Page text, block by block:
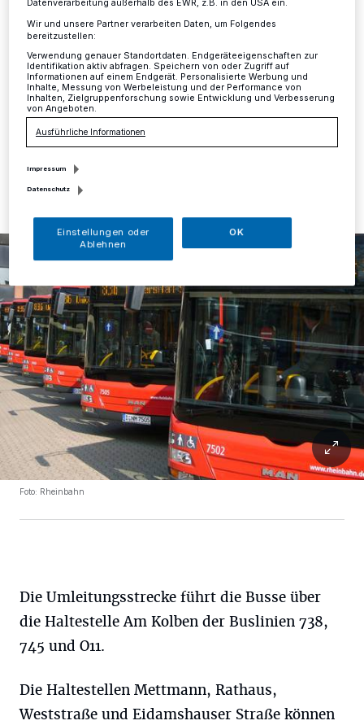
Mettmann·Aufgrund von Notstandsarbeiten auf der
Weststraße fährt die Buslinie O13 ab sofort in beiden
Richtungen eine Umleitung zwischen den Haltestellen
Neanderstraße und Siegstraße.
Foto: Rheinbahn
Die Umleitungsstrecke führt die Busse über
die Haltestelle Am Kolben der Buslinien 738,
745 und O11.
Die Haltestellen Mettmann, Rathaus,
Weststraße und Eidamshauser Straße können
Datenverarbeitung außerhalb des EWR, z.B. in den USA ein.
Wir und unsere Partner verarbeiten Daten, um Folgendes
bereitzustellen:
Verwendung genauer Standortdaten. Endgeräteeigenschaften zur
Identifikation aktiv abfragen. Speichern von oder Zugriff auf
Informationen auf einem Endgerät. Personalisierte Werbung und
Inhalte, Messung von Werbeleistung und der Performance von
Inhalten, Zielgruppenforschung sowie Entwicklung und Verbesserung
von Angeboten.
Ausführliche Informationen
Impressum
Datenschutz
Einstellungen oder
Ablehnen
OK